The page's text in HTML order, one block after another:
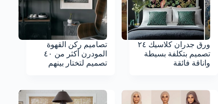
ورق جدران كلاسيك ٢٤
تصميم بتكلفة بسيطة
واناقة فائقة
تصاميم ركن القهوة
المودرن أكثر من ٤٠
تصميم لتختار بينهم